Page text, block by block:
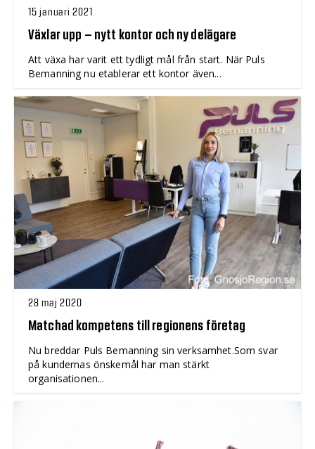
15 januari 2021
Växlar upp – nytt kontor och ny delägare
Att växa har varit ett tydligt mål från start. När Puls
Bemanning nu etablerar ett kontor även...
28 maj 2020
Matchad kompetens till regionens företag
Nu breddar Puls Bemanning sin verksamhet.Som svar
på kundernas önskemål har man stärkt
organisationen...